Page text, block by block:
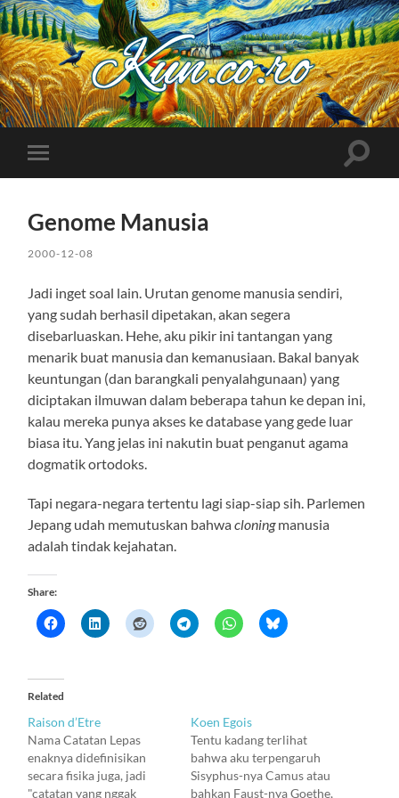
Kuncoro++
Toggle
mobile
Toggle
Genome Manusia
2000-12-08
Jadi inget soal lain. Urutan genome manusia sendiri,
yang sudah berhasil dipetakan, akan segera
disebarluaskan. Hehe, aku pikir ini tantangan yang
menarik buat manusia dan kemanusiaan. Bakal banyak
keuntungan (dan barangkali penyalahgunaan) yang
diciptakan ilmuwan dalam beberapa tahun ke depan ini,
kalau mereka punya akses ke database yang gede luar
biasa itu. Yang jelas ini nakutin buat penganut agama
dogmatik ortodoks.
Tapi negara-negara tertentu lagi siap-siap sih. Parlemen
Jepang udah memutuskan bahwacloningmanusia
adalah tindak kejahatan.
Share:
Related
Raison d’Etre
Nama Catatan Lepas
enaknya didefinisikan
secara fisika juga, jadi
"catatan yang nggak
Koen Egois
Tentu kadang terlihat
bahwa aku terpengaruh
Sisyphus-nya Camus atau
bahkan Faust-nya Goethe,